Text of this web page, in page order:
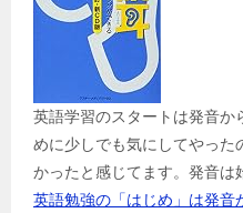
英語学習のスタートは発音か
めに少しでも気にしてやった
かったと感じてます。発音は
英語勉強の「はじめ」は発音